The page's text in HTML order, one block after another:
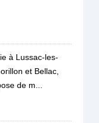
à Lussac-les-
et Bellac,
de m...